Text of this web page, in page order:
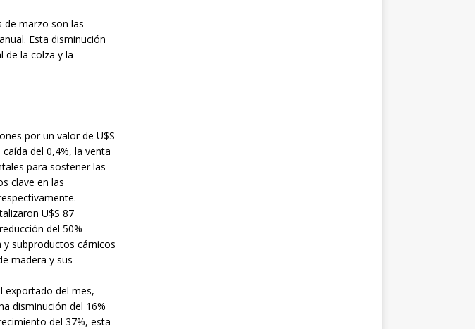
de marzo son las
Esta disminución
de la colza y la
por un valor de U$S
del 0,4%, la venta
para sostener las
clave en las
U$S 87
del 50%
subproductos cárnicos
madera y sus
exportado del mes,
disminución del 16%
del 37%, esta